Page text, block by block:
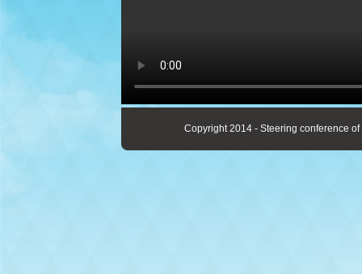
Copyright 2014 - Steering conference